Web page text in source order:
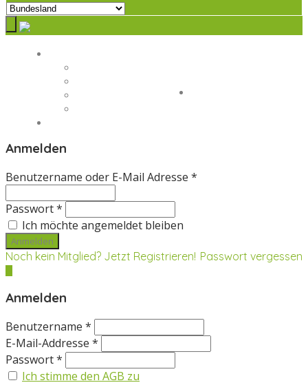
Anmelden
Benutzername oder E-Mail Adresse *
Passwort *
Ich möchte angemeldet bleiben
Noch kein Mitglied? Jetzt Registrieren! Passwort vergessen
Anmelden
Benutzername *
E-Mail-Addresse *
Passwort *
Ich stimme den AGB zu